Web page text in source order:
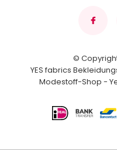
©
YES fabrics
Modestoff-Shop -